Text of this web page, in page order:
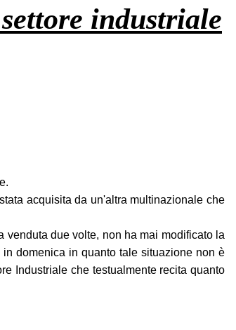
industriale
acquisita da un'altra multinazionale che
due volte, non ha mai modificato la
domenica in quanto tale situazione non è
Industriale che testualmente recita quanto